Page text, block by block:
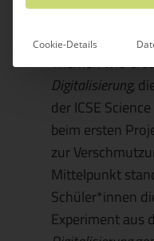
Das
Themen wie
Digitalisierung,
der ICSE
beim ersten
zur
Mittelpunkt
Schüler*innen
Experiment aus
Cookie-Details